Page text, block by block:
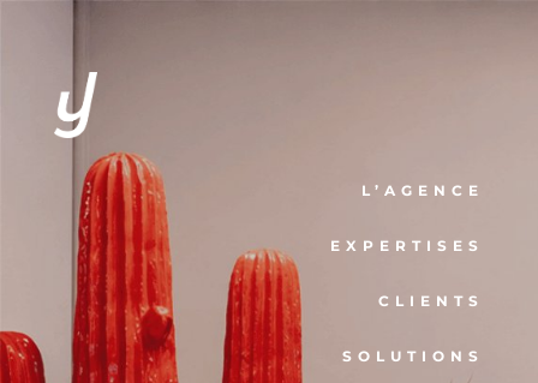
L’AGENCE
EXPERTISES
CLIENTS
SOLUTIONS